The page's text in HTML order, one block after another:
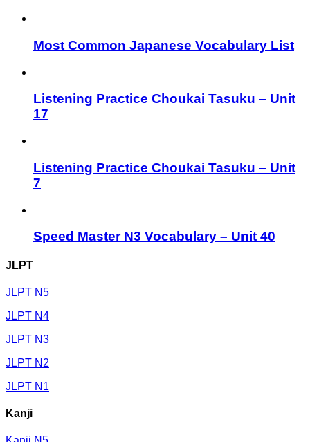
Most Common Japanese Vocabulary List
Listening Practice Choukai Tasuku – Unit
17
Listening Practice Choukai Tasuku – Unit
7
Speed Master N3 Vocabulary – Unit 40
JLPT
JLPT N5
JLPT N4
JLPT N3
JLPT N2
JLPT N1
Kanji